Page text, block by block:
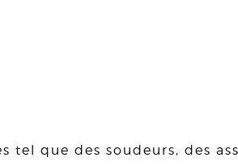
que des soudeurs, des